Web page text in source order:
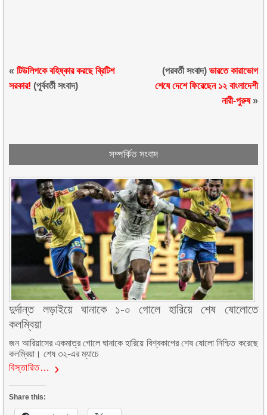
«টিউলিপকে বহিষ্কার করছে ব্রিটিশ
সরকার! (পূর্ববর্তী সংবাদ)
(পরবর্তী সংবাদ) ভারতে কারাভোগ
শেষে দেশে ফিরেছেন ১২ বাংলাদেশী
নারী-পুরুষ»
সম্পর্কিত সংবাদ
দুর্দান্ত লড়াইয়ে ঘানাকে ১-০ গোলে হারিয়ে শেষ ষোলোতে
কলম্বিয়া
জন আরিয়াসের একমাত্র গোলে ঘানাকে হারিয়ে বিশ্বকাপের শেষ ষোলো নিশ্চিত করেছে
কলম্বিয়া। শেষ ৩২-এর ম্যাচে
বিস্তারিত…
Share this: